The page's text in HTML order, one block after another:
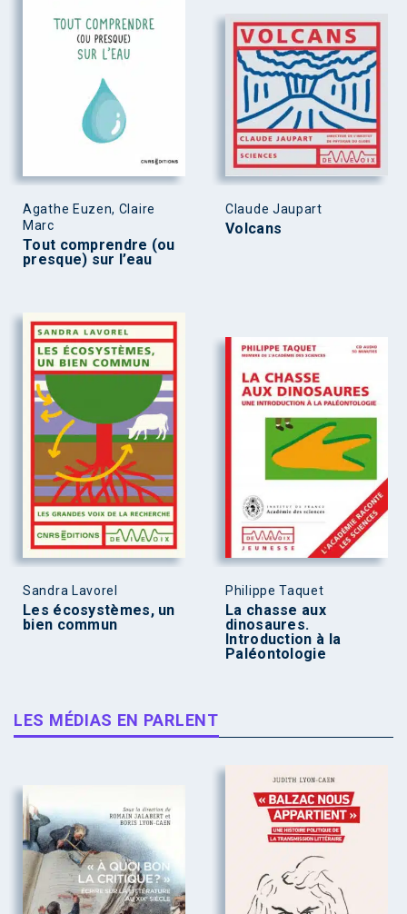
Agathe Euzen, Claire
Marc
Tout comprendre (ou
presque) sur l’eau
Claude Jaupart
Volcans
Sandra Lavorel
Les écosystèmes, un
bien commun
Philippe Taquet
La chasse aux
dinosaures.
Introduction à la
Paléontologie
LES MÉDIAS EN PARLENT